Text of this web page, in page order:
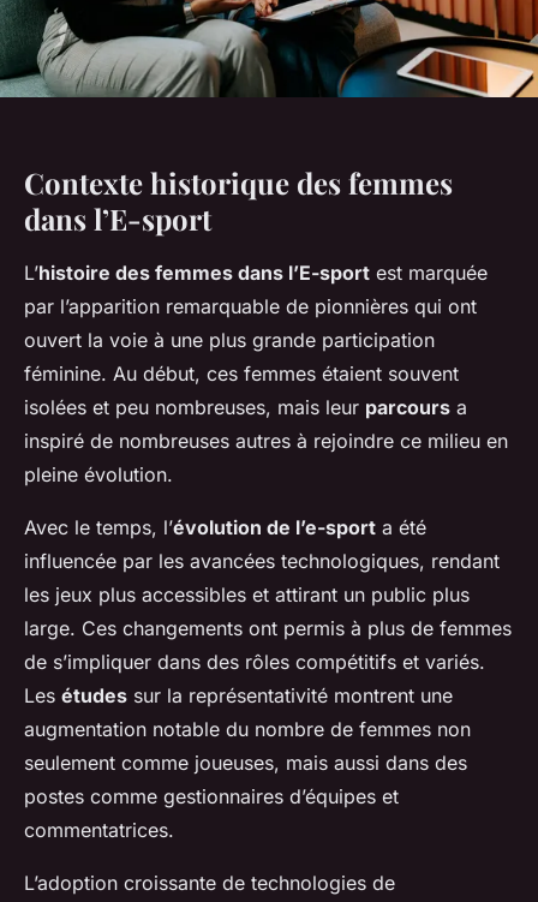
Contexte historique des femmes
dans l’E-sport
L’histoire des femmes dans l’E-sport est marquée
par l’apparition remarquable de pionnières qui ont
ouvert la voie à une plus grande participation
féminine. Au début, ces femmes étaient souvent
isolées et peu nombreuses, mais leur parcours a
inspiré de nombreuses autres à rejoindre ce milieu en
pleine évolution.
Avec le temps, l’évolution de l’e-sport a été
influencée par les avancées technologiques, rendant
les jeux plus accessibles et attirant un public plus
large. Ces changements ont permis à plus de femmes
de s’impliquer dans des rôles compétitifs et variés.
Les études sur la représentativité montrent une
augmentation notable du nombre de femmes non
seulement comme joueuses, mais aussi dans des
postes comme gestionnaires d’équipes et
commentatrices.
L’adoption croissante de technologies de